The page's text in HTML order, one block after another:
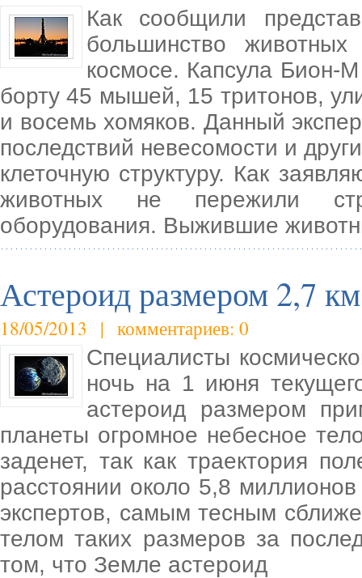
Как сообщили
большинство
космосе. Капсула Бион-
борту 45 мышей, 15 тритонов,
и восемь хомяков. Данный
последствий невесомости и
клеточную структуру. Как
животных не пережили
оборудования. Выжившие
Астероид размером 2,7
18/05/2013 | комментариев: 0
Специалисты
ночь на 1 июня
астероид размером
планеты огромное небесное
заденет, так как траектория
расстоянии около 5,8
экспертов, самым тесным
телом таких размеров за
том, что Земле астероид